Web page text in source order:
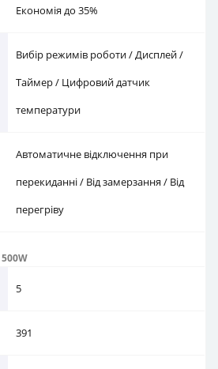
Економія до 35%
Вибір режимів роботи / Дисплей /
Таймер / Цифровий датчик
температури
Автоматичне відключення при
перекиданні / Від замерзання / Від
перегріву
5
391